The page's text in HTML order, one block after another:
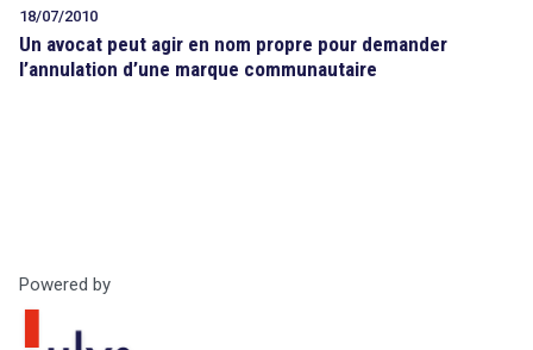
18/07/2010
Un avocat peut agir en nom propre pour demander
l’annulation d’une marque communautaire
Powered by